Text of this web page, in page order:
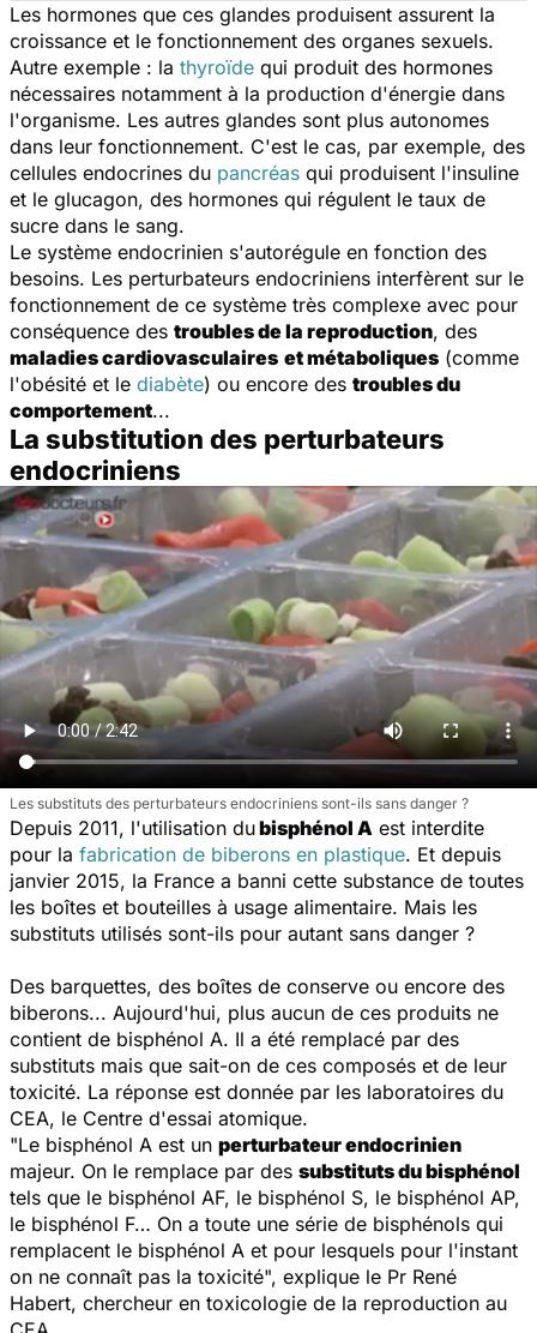
Les hormones que ces glandes produisent assurent la
croissance et le fonctionnement des organes sexuels.
Autre exemple : la thyroïde qui produit des hormones
nécessaires notamment à la production d'énergie dans
l'organisme. Les autres glandes sont plus autonomes
dans leur fonctionnement. C'est le cas, par exemple, des
cellules endocrines du pancréas qui produisent l'insuline
et le glucagon, des hormones qui régulent le taux de
sucre dans le sang.
Le système endocrinien s'autorégule en fonction des
besoins. Les perturbateurs endocriniens interfèrent sur le
fonctionnement de ce système très complexe avec pour
conséquence des troubles de la reproduction, des
maladies cardiovasculaires et métaboliques (comme
l'obésité et le diabète) ou encore des troubles du
comportement...
La substitution des perturbateurs
endocriniens
Les substituts des perturbateurs endocriniens sont-ils sans danger ?
Depuis 2011, l'utilisation dubisphénol A est interdite
pour la fabrication de biberons en plastique. Et depuis
janvier 2015, la France a banni cette substance de toutes
les boîtes et bouteilles à usage alimentaire. Mais les
substituts utilisés sont-ils pour autant sans danger ?
Des barquettes, des boîtes de conserve ou encore des
biberons... Aujourd'hui, plus aucun de ces produits ne
contient de bisphénol A. Il a été remplacé par des
substituts mais que sait-on de ces composés et de leur
toxicité. La réponse est donnée par les laboratoires du
CEA, le Centre d'essai atomique.
"Le bisphénol A est un perturbateur endocrinien
majeur. On le remplace par des substituts du bisphénol
tels que le bisphénol AF, le bisphénol S, le bisphénol AP,
le bisphénol F… On a toute une série de bisphénols qui
remplacent le bisphénol A et pour lesquels pour l'instant
on ne connaît pas la toxicité", explique le Pr René
Habert, chercheur en toxicologie de la reproduction au